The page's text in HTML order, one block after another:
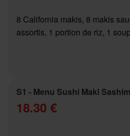
8 California makis, 8 makis
assortis, 1 portion de riz, 1
S1 - Menu Sushi Maki
18.30 €